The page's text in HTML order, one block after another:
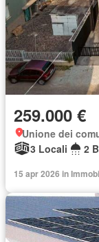
259.000 €
Unione dei
3 Locali
2
15 apr 2026 in